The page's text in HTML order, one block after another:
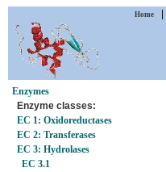
Home
Enzymes
Enzyme classes:
EC 1: Oxidoreductases
EC 2: Transferases
EC 3: Hydrolases
EC 3.1